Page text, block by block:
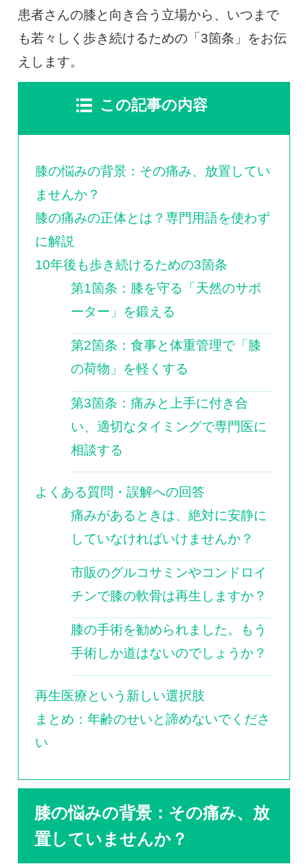
患者さんの膝と向き合う立場から、いつまで
も若々しく歩き続けるための「3箇条」をお伝
えします。
この記事の内容
膝の悩みの背景：その痛み、放置してい
ませんか？
膝の痛みの正体とは？専門用語を使わず
に解説
10年後も歩き続けるための3箇条
第1箇条：膝を守る「天然のサポ
ーター」を鍛える
第2箇条：食事と体重管理で「膝
の荷物」を軽くする
第3箇条：痛みと上手に付き合
い、適切なタイミングで専門医に
相談する
よくある質問・誤解への回答
痛みがあるときは、絶対に安静に
していなければいけませんか？
市販のグルコサミンやコンドロイ
チンで膝の軟骨は再生しますか？
膝の手術を勧められました。もう
手術しか道はないのでしょうか？
再生医療という新しい選択肢
まとめ：年齢のせいと諦めないでくださ
い
膝の悩みの背景：その痛み、放
置していませんか？